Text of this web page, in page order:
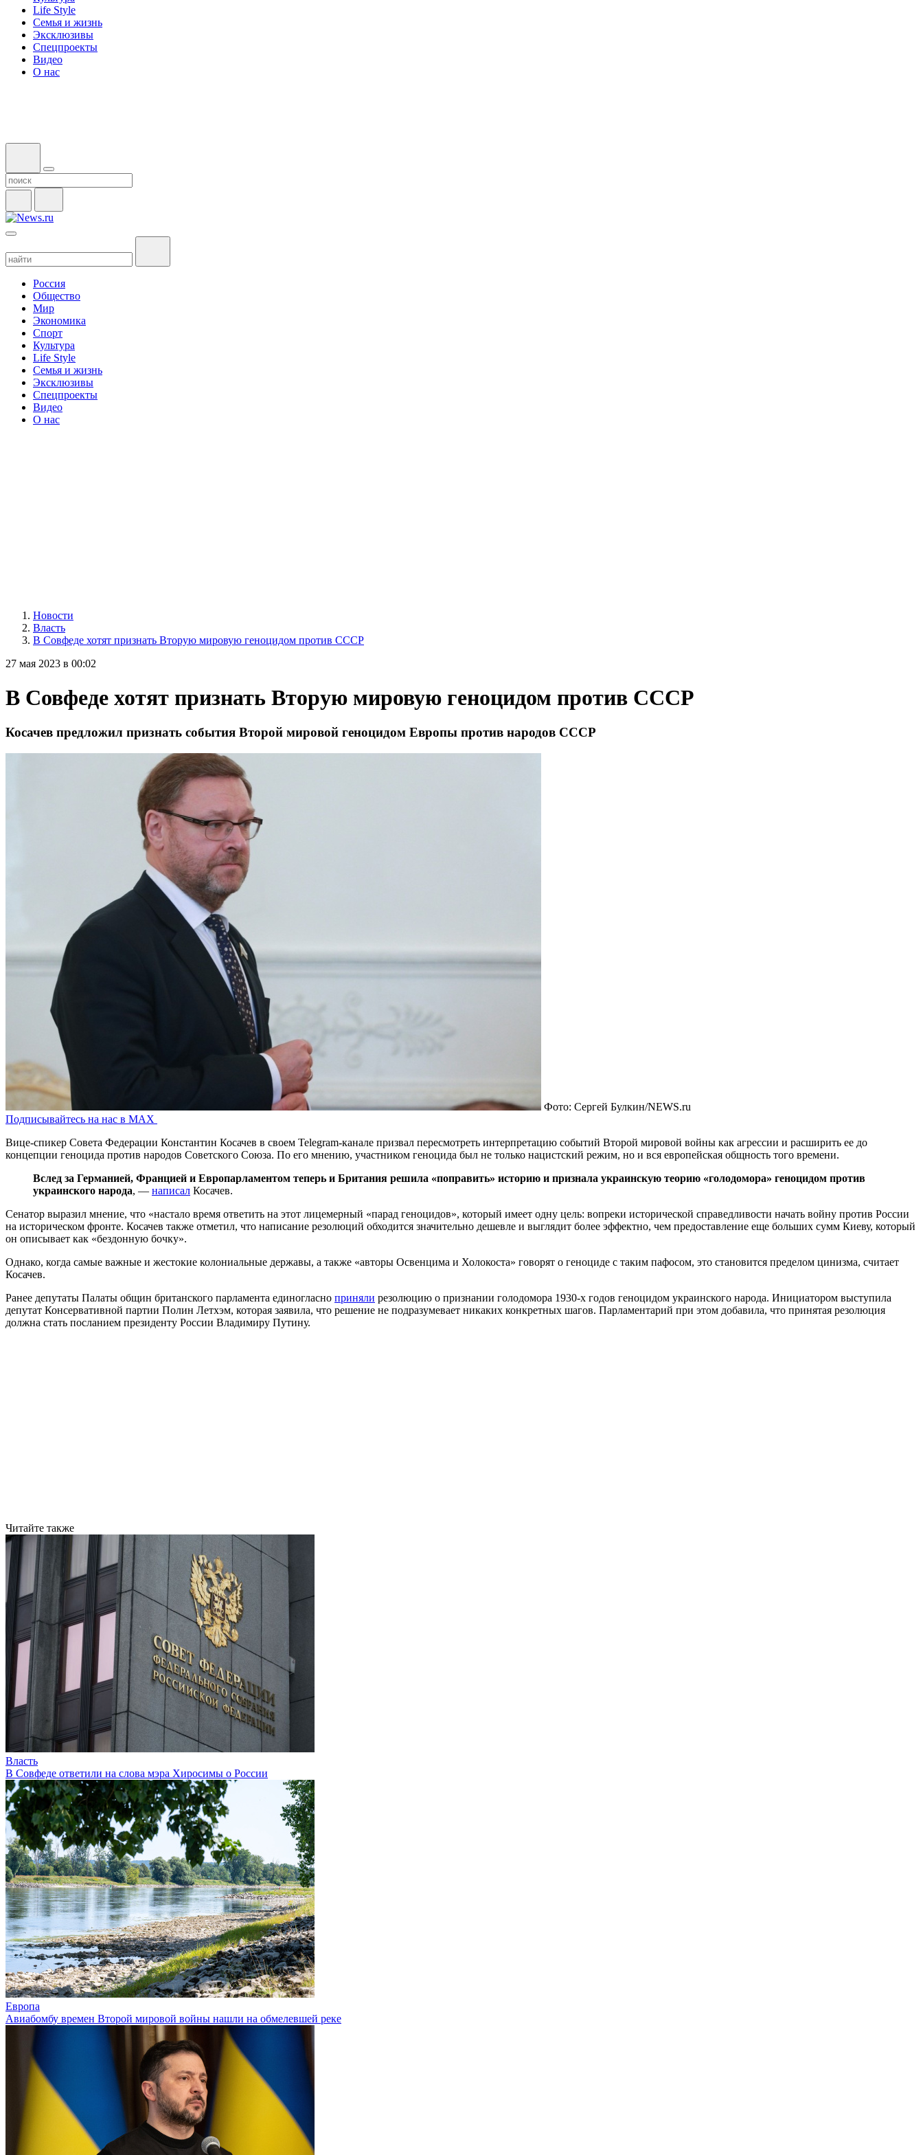
Life Style
Семья и жизнь
Эксклюзивы
Спецпроекты
Видео
О нас
Россия
Общество
Мир
Экономика
Спорт
Культура
Life Style
Семья и жизнь
Эксклюзивы
Спецпроекты
Видео
О нас
Новости
Власть
В Совфеде хотят признать Вторую мировую геноцидом против СССР
27 мая 2023 в 00:02
В Совфеде хотят признать Вторую мировую геноцидом против СССР
Косачев предложил признать события Второй мировой геноцидом Европы против народов СССР
Фото: Сергей Булкин/NEWS.ru
Подписывайтесь на нас в MAX
Вице-спикер Совета Федерации Константин Косачев в своем Telegram-канале призвал пересмотреть интерпретацию событий Второй мировой войны как агрессии и расширить ее до
концепции геноцида против народов Советского Союза. По его мнению, участником геноцида был не только нацистский режим, но и вся европейская общность того времени.
Вслед за Германией, Францией и Европарламентом теперь и Британия решила «поправить» историю и признала украинскую теорию «голодомора» геноцидом против
украинского народа, — написал Косачев.
Сенатор выразил мнение, что «настало время ответить на этот лицемерный «парад геноцидов», который имеет одну цель: вопреки исторической справедливости начать войну против России
на историческом фронте. Косачев также отметил, что написание резолюций обходится значительно дешевле и выглядит более эффектно, чем предоставление еще больших сумм Киеву, который
он описывает как «бездонную бочку».
Однако, когда самые важные и жестокие колониальные державы, а также «авторы Освенцима и Холокоста» говорят о геноциде с таким пафосом, это становится пределом цинизма, считает
Косачев.
Ранее депутаты Палаты общин британского парламента единогласно приняли резолюцию о признании голодомора 1930-х годов геноцидом украинского народа. Инициатором выступила
депутат Консервативной партии Полин Летхэм, которая заявила, что решение не подразумевает никаких конкретных шагов. Парламентарий при этом добавила, что принятая резолюция
должна стать посланием президенту России Владимиру Путину.
Читайте также
Власть
В Совфеде ответили на слова мэра Хиросимы о России
Европа
Авиабомбу времен Второй мировой войны нашли на обмелевшей реке